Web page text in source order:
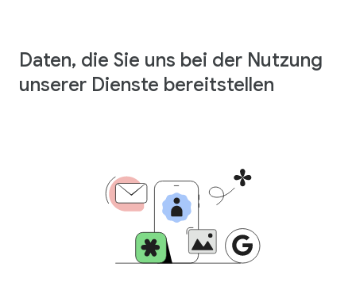
Daten, die Sie uns bei der Nutzung
unserer Dienste bereitstellen